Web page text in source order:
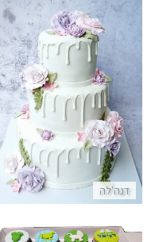
דנה'לה
עוגת חתונה מושלמת
התקשר/י